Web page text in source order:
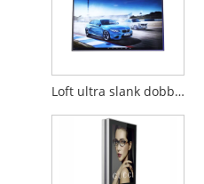
Loft ultra slank dobbeltsidet digital skiltning